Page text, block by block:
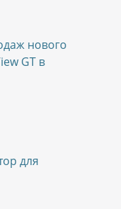
нового
GT в
для